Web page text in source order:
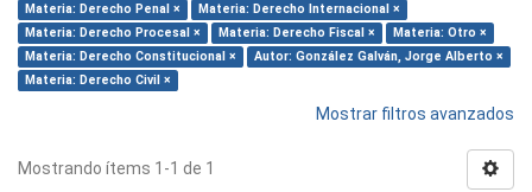
Materia: Derecho Penal ×
Materia: Derecho Internacional ×
Materia: Derecho Procesal ×
Materia: Derecho Fiscal ×
Materia: Otro ×
Materia: Derecho Constitucional ×
Autor: González Galván, Jorge Alberto ×
Materia: Derecho Civil ×
Mostrar filtros avanzados
Mostrando ítems 1-1 de 1